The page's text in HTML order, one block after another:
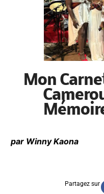
Mon
par Winny Kaona
Partagez sur